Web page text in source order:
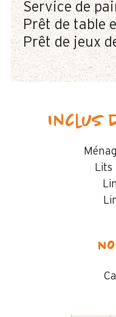
Service de
Prêt de table
Prêt de jeux
Inclus